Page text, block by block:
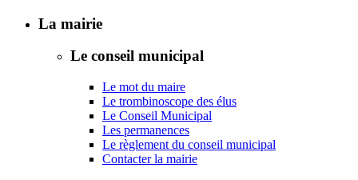
La mairie
Le conseil municipal
Le mot du maire
Le trombinoscope des élus
Le Conseil Municipal
Les permanences
Le règlement du conseil municipal
Contacter la mairie